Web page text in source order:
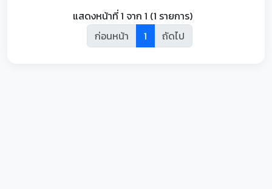
แสดงหน้าที่ 1 จาก 1 (1 รายการ)
ก่อนหน้า
1 ถัดไป